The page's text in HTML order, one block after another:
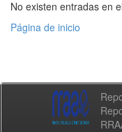
No existen entradas en
Página de inicio